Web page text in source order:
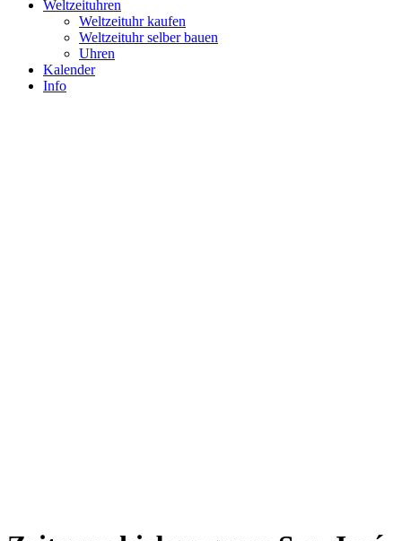
Weltzeituhren
Weltzeituhr kaufen
Weltzeituhr selber bauen
Uhren
Kalender
Info